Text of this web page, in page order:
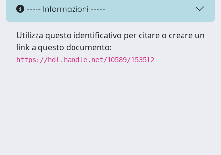
----- Informazioni -----
Utilizza questo identificativo per citare o creare un
link a questo documento:
https://hdl.handle.net/10589/153512